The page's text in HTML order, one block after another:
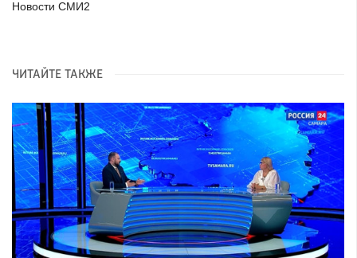
Новости СМИ2
ЧИТАЙТЕ ТАКЖЕ